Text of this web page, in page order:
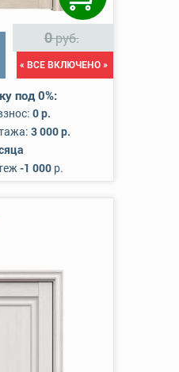
0руб.
« ВСЕ ВКЛЮЧЕНО »
под 0%:
0 р.
3 000 р.
-1 000р.